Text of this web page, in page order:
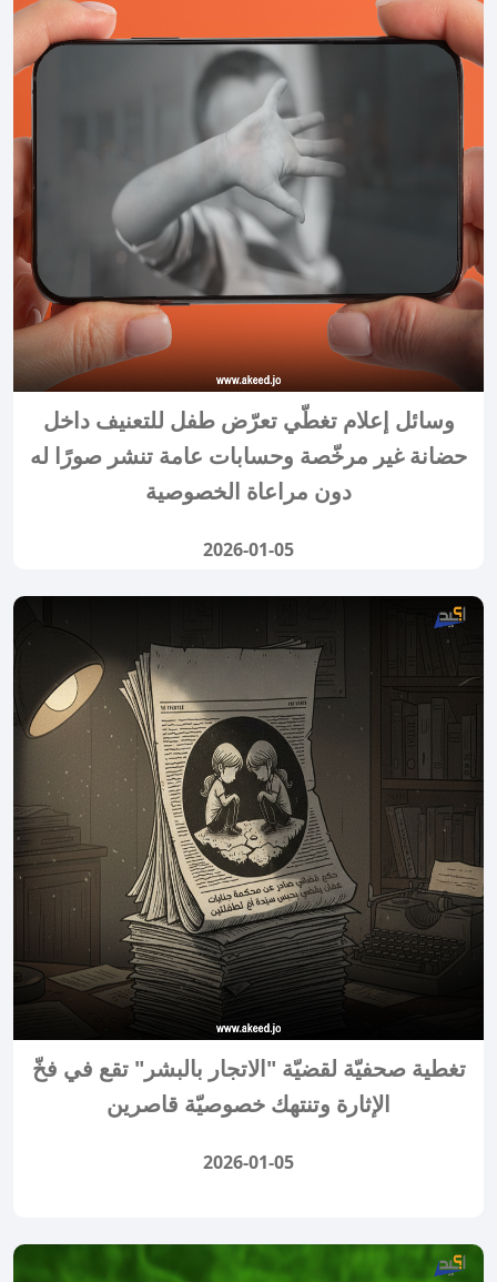
وسائل إعلام تغطّي تعرّض طفل للتعنيف داخل
حضانة غير مرخّصة وحسابات عامة تنشر صورًا له
دون مراعاة الخصوصية
2026-01-05
تغطية صحفيّة لقضيّة "الاتجار بالبشر" تقع في فخّ
الإثارة وتنتهك خصوصيّة قاصرين
2026-01-05